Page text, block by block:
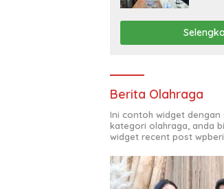
Berita Olahraga
Ini contoh widget dengan
kategori olahraga, anda
widget recent post